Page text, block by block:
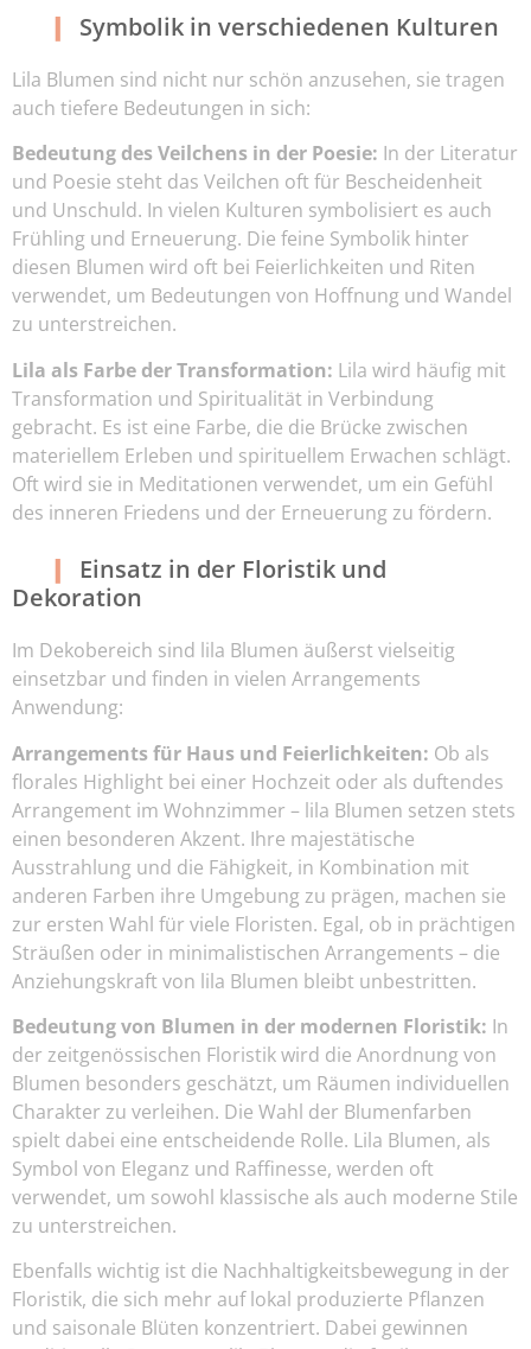
Symbolik in verschiedenen Kulturen
Lila Blumen sind nicht nur schön anzusehen, sie tragen
auch tiefere Bedeutungen in sich:
Bedeutung des Veilchens in der Poesie: In der Literatur
und Poesie steht das Veilchen oft für Bescheidenheit
und Unschuld. In vielen Kulturen symbolisiert es auch
Frühling und Erneuerung. Die feine Symbolik hinter
diesen Blumen wird oft bei Feierlichkeiten und Riten
verwendet, um Bedeutungen von Hoffnung und Wandel
zu unterstreichen.
Lila als Farbe der Transformation: Lila wird häufig mit
Transformation und Spiritualität in Verbindung
gebracht. Es ist eine Farbe, die die Brücke zwischen
materiellem Erleben und spirituellem Erwachen schlägt.
Oft wird sie in Meditationen verwendet, um ein Gefühl
des inneren Friedens und der Erneuerung zu fördern.
Einsatz in der Floristik und
Dekoration
Im Dekobereich sind lila Blumen äußerst vielseitig
einsetzbar und finden in vielen Arrangements
Anwendung:
Arrangements für Haus und Feierlichkeiten: Ob als
florales Highlight bei einer Hochzeit oder als duftendes
Arrangement im Wohnzimmer – lila Blumen setzen stets
einen besonderen Akzent. Ihre majestätische
Ausstrahlung und die Fähigkeit, in Kombination mit
anderen Farben ihre Umgebung zu prägen, machen sie
zur ersten Wahl für viele Floristen. Egal, ob in prächtigen
Sträußen oder in minimalistischen Arrangements – die
Anziehungskraft von lila Blumen bleibt unbestritten.
Bedeutung von Blumen in der modernen Floristik: In
der zeitgenössischen Floristik wird die Anordnung von
Blumen besonders geschätzt, um Räumen individuellen
Charakter zu verleihen. Die Wahl der Blumenfarben
spielt dabei eine entscheidende Rolle. Lila Blumen, als
Symbol von Eleganz und Raffinesse, werden oft
verwendet, um sowohl klassische als auch moderne Stile
zu unterstreichen.
Ebenfalls wichtig ist die Nachhaltigkeitsbewegung in der
Floristik, die sich mehr auf lokal produzierte Pflanzen
und saisonale Blüten konzentriert. Dabei gewinnen